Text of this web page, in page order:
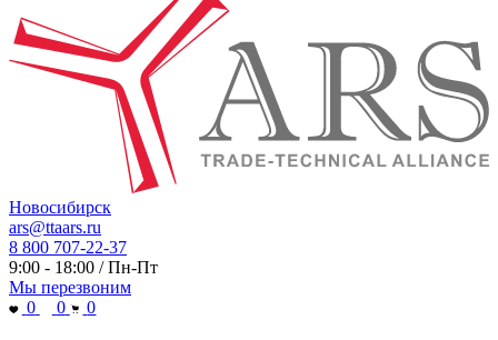
Новосибирск
ars@ttaars.ru
8 800 707-22-37
9:00 - 18:00 / Пн-Пт
Мы перезвоним
0
0 0